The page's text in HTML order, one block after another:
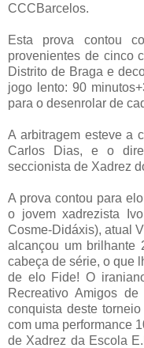
CCCBarcelos.
Esta prova contou
provenientes de cinco
Distrito de Braga e
jogo lento: 90
para o desenrolar de
A arbitragem esteve a
Carlos Dias, e o
seccionista de Xadrez
A prova contou para
o jovem xadrezista
Cosme-Didáxis), atual
alcançou um brilhante
cabeça de série, o que
de elo Fide! O
Recreativo Amigos
conquista deste
com uma performance
de Xadrez da Escola